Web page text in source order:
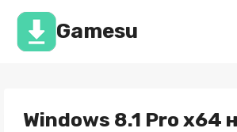
Перейти
содержимомуGamesu
Windows 8.1 Pro x64